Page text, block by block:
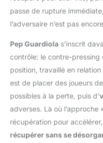
passe de rupture
l’adversaire n’est pas
Pep Guardiola s’inscrit
contrôle: le contre-
position, travaillé en
est de placer des joueurs
possibles à la perte, puis d’
adverses. Là où l’approche
récupération pour
récupérer sans se